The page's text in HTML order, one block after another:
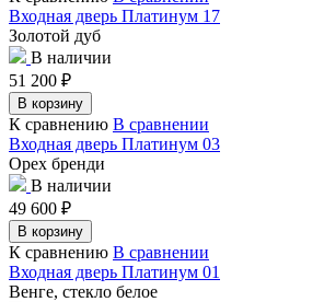
Входная дверь Платинум 17
Золотой дуб
В наличии
51 200 ₽
В корзину
К сравнению В сравнении
Входная дверь Платинум 03
Орех бренди
В наличии
49 600 ₽
В корзину
К сравнению В сравнении
Входная дверь Платинум 01
Венге, стекло белое